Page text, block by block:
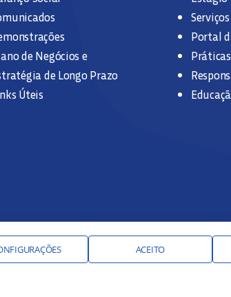
de Negócios e
de Longo Prazo
Úteis
Serviços
Portal
Práticas
ACEITO